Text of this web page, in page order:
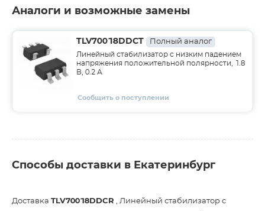
Аналоги и возможные замены
TLV70018DDCT Полный аналог
Линейный стабилизатор с низким падением
напряжения положительной полярности, 1.8
В, 0.2 А
Сообщить о поступлении
Способы доставки в Екатеринбург
Доставка TLV70018DDCR , Линейный стабилизатор с